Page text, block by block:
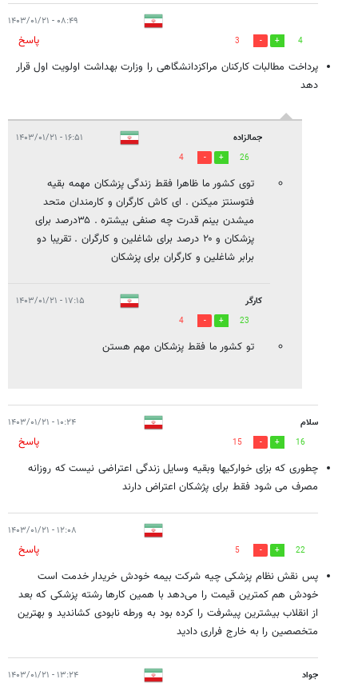
۰۸:۴۹ - ۱۴۰۳/۰۱/۲۱
4
3
پاسخ
پرداخت مطالبات کارکنان مراکزدانشگاهی را وزارت بهداشت اولویت اول قرار
دهد
جمالزاده ۱۶:۵۱ - ۱۴۰۳/۰۱/۲۱
26
4
توی کشور ما ظاهرا فقط زندگی پزشکان مهمه بقیه
فتوسنتز میکنن . ای کاش کارگران و کارمندان متحد
میشدن بینم قدرت چه صنفی بیشتره . ۳۵درصد برای
پزشکان و ۲۰ درصد برای شاغلین و کارگران . تقریبا دو
برابر شاغلین و کارگران برای پزشکان
کارگر ۱۷:۱۵ - ۱۴۰۳/۰۱/۲۱
23
4
تو کشور ما فقط پزشکان مهم هستن
سلام ۱۰:۲۴ - ۱۴۰۳/۰۱/۲۱
16
15
پاسخ
چطوری که بزای خوارکیها وبقیه وسایل زندگی اعتراضی نیست که روزانه
مصرف می شود فقط برای پژشکان اعتراض دارند
۱۲:۰۸ - ۱۴۰۳/۰۱/۲۱
22
5
پاسخ
پس نقش نظام پزشکی چیه شرکت بیمه خودش خریدار خدمت است
خودش هم کمترین قیمت را می‌دهد با همین کارها رشته پزشکی که بعد
از انقلاب بیشترین پیشرفت را کرده بود به ورطه نابودی کشاندید و بهترین
متخصصین را به خارج فراری دادید
جواد ۱۳:۲۴ - ۱۴۰۳/۰۱/۲۱